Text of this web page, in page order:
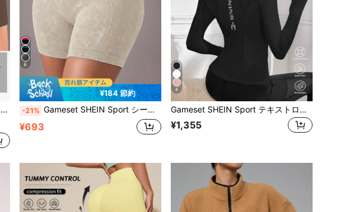
8
¥184 節約
-21% Gameset SHEIN Sport シームレス 高弾性 クロスウエスト ヨガ・ワークアウトショーツ
¥693
4
Gameset SHEIN Sport テキストロゴスタンドカラースポーツジャケット
¥1,355